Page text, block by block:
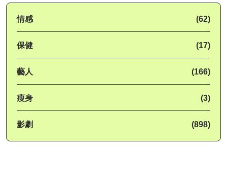
情感 (62)
保健 (17)
藝人 (166)
瘦身 (3)
影劇 (898)